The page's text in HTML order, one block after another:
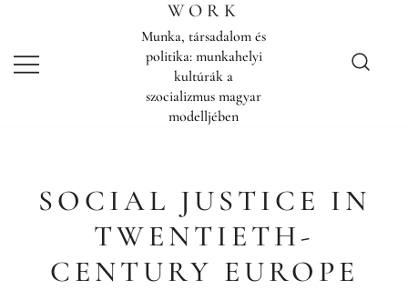
WORK
Munka, társadalom és
politika: munkahelyi
kultúrák a
szocializmus magyar
modelljében
SOCIAL JUSTICE IN
TWENTIETH-
CENTURY EUROPE